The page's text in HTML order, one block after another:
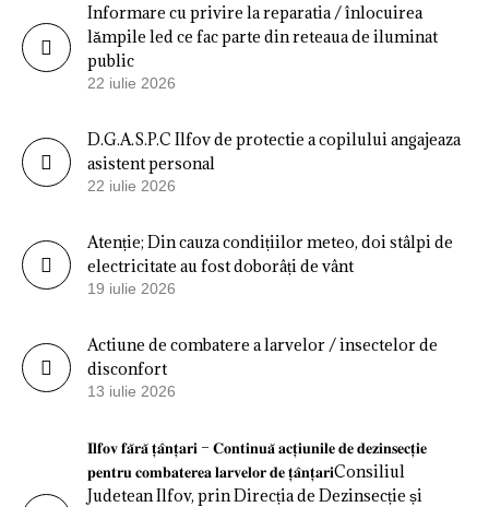
Informare cu privire la reparatia / înlocuirea
lămpile led ce fac parte din reteaua de iluminat
public
22 iulie 2026
D.G.A.S.P.C Ilfov de protectie a copilului angajeaza
asistent personal
22 iulie 2026
Atenție; Din cauza condițiilor meteo, doi stâlpi de
electricitate au fost doborâți de vânt
19 iulie 2026
Actiune de combatere a larvelor / insectelor de
disconfort
13 iulie 2026
𝐈𝐥𝐟𝐨𝐯 𝐟𝐚̆𝐫𝐚̆ 𝐭̦𝐚̂𝐧𝐭̦𝐚𝐫𝐢 – 𝐂𝐨𝐧𝐭𝐢𝐧𝐮𝐚̆ 𝐚𝐜𝐭̦𝐢𝐮𝐧𝐢𝐥𝐞 𝐝𝐞 𝐝𝐞𝐳𝐢𝐧𝐬𝐞𝐜𝐭̦𝐢𝐞
𝐩𝐞𝐧𝐭𝐫𝐮 𝐜𝐨𝐦𝐛𝐚𝐭𝐞𝐫𝐞𝐚 𝐥𝐚𝐫𝐯𝐞𝐥𝐨𝐫 𝐝𝐞 𝐭̦𝐚̂𝐧𝐭̦𝐚𝐫𝐢Consiliul
Judetean Ilfov, prin Direcția de Dezinsecție și